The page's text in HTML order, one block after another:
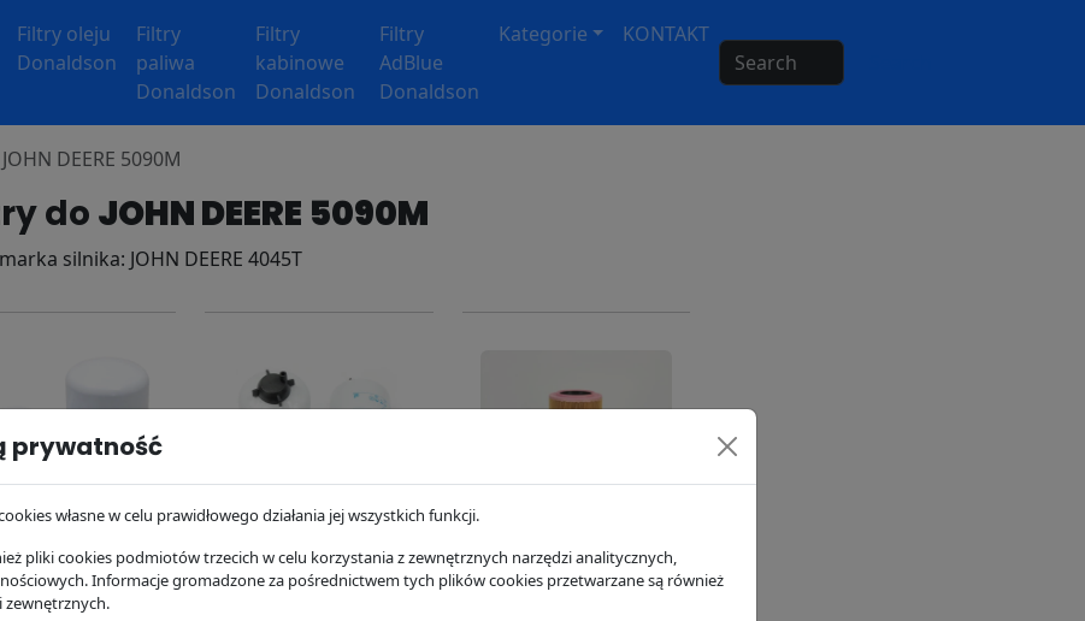
Filtry oleju
Donaldson
Filtry
paliwa
Donaldson
Filtry
kabinowe
Donaldson
Filtry
AdBlue
Donaldson
Kategorie
KONTAKT
DEERE 5090M
do JOHN DEERE 5090M
silnika: JOHN DEERE 4045T
P550779 Filtr paliwa P551423 Filtr powietrza P953553
prywatność
własne w celu prawidłowego działania jej wszystkich funkcji.
pliki cookies podmiotów trzecich w celu korzystania z zewnętrznych narzędzi analitycznych,
Informacje gromadzone za pośrednictwem tych plików cookies przetwarzane są również
zewnętrznych.